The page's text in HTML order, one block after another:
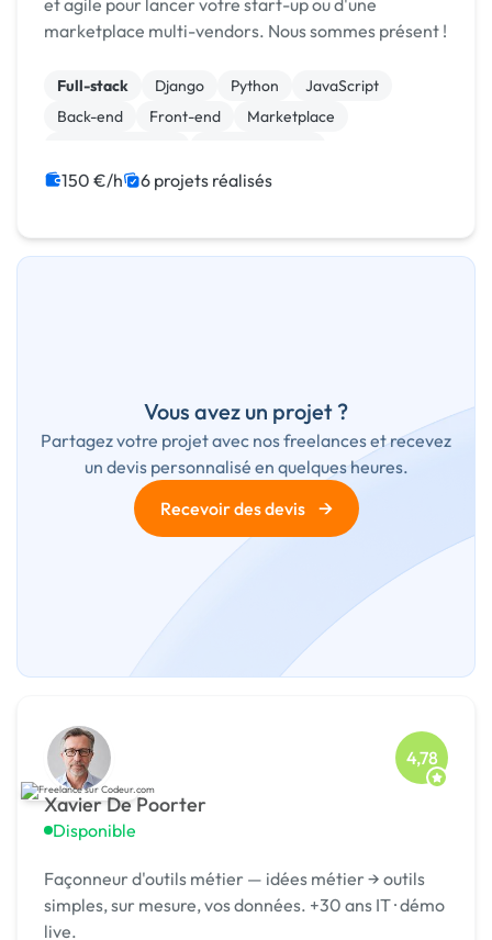
et agile pour lancer votre start-up ou d'une
marketplace multi-vendors. Nous sommes présent !
Full-stack Django Python
JavaScript
Back-end
Front-end
Marketplace
CSS, HTML, XML
150 €/h 6 projets réalisés
Vous avez un projet ?
Partagez votre projet avec nos freelances et recevez
un devis personnalisé en quelques heures.
Recevoir des devis
→
Xavier De Poorter
Disponible
4,78
Façonneur d'outils métier — idées métier → outils
simples, sur mesure, vos données. +30 ans IT · démo
live.